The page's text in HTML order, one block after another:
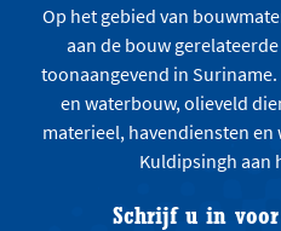
Op het gebied van
aan de bouw
toonaangevend in
en waterbouw, olieveld
materieel, havendiensten
Kuldipsingh aan
Schrijf u in